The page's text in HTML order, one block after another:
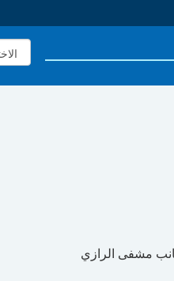
الصفحة الرئيسية
مشفى الرازي